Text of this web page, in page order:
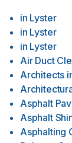
in Lyster
in Lyster
in Lyster
Air Duct
Architects
Asphalt
Asphalt
Asphalting